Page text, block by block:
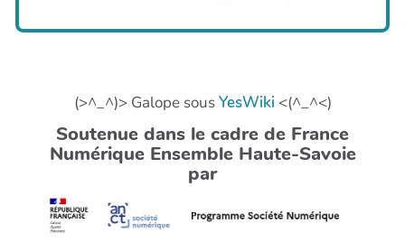
(>^_^)> Galope sousYesWiki <(^_^<)
Soutenue dans le cadre de France
Numérique Ensemble Haute-Savoie
par